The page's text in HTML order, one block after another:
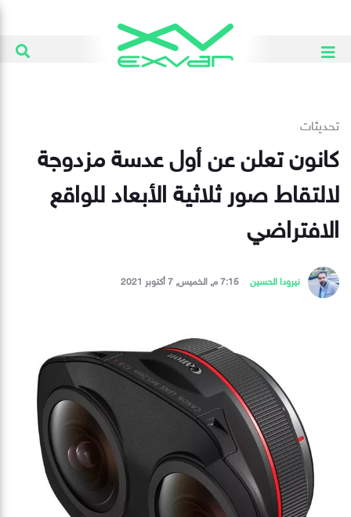
تحديثات
كانون تعلن عن أول عدسة مزدوجة
لالتقاط صور ثلاثية الأبعاد للواقع
الافتراضي
نيرودا الحسين 7:15 م, الخميس, 7 أكتوبر 2021